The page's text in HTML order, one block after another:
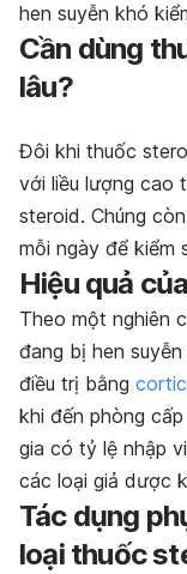
hen suyễn khó
Cần dùng
lâu?
Đôi khi thuốc
với liều lượng cao
steroid. Chúng
mỗi ngày để kiểm
Hiệu quả
Theo một nghiên
đang bị hen
điều trị bằng
khi đến phòng
gia có tỷ lệ nhập
các loại giả dược
Tác dụng
loại thuốc